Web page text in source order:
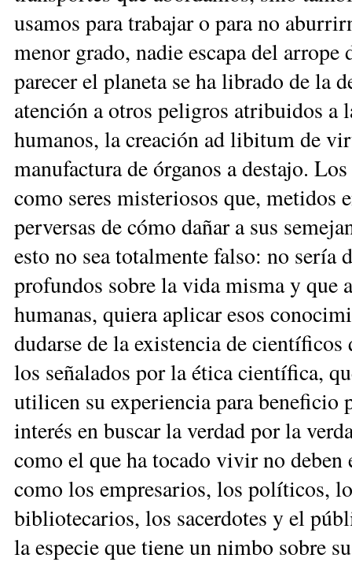
usamos para trabajar o para no
menor grado, nadie escapa del
parecer el planeta se ha librado de la
atención a otros peligros atribuidos a
humanos, la creación ad libitum de
manufactura de órganos a destajo.
como seres misteriosos que, metidos
perversas de cómo dañar a sus
esto no sea totalmente falso: no
profundos sobre la vida misma y que
humanas, quiera aplicar esos
dudarse de la existencia de
los señalados por la ética científica,
utilicen su experiencia para
interés en buscar la verdad por la
como el que ha tocado vivir no
como los empresarios, los políticos,
bibliotecarios, los sacerdotes y el
la especie que tiene un nimbo sobre